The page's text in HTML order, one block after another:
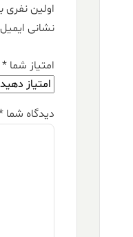
اولین نفری
نشانی
امتیاز شما *
دیدگاه شما